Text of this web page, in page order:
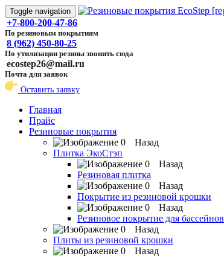
Toggle navigation
+7-800-200-47-86
По резиновым покрытиям
8 (962) 450-80-25
По утилизации резины звонить сюда
ecostep26@mail.ru
Почта для заявок
Оставить заявку
Главная
Прайс
Резиновые покрытия
Назад
Плитка ЭкоСтэп
Назад
Резиновая плитка
Назад
Покрытие из резиновой крошки
Назад
Резиновое покрытие для бассейнов
Назад
Плиты из резиновой крошки
Назад